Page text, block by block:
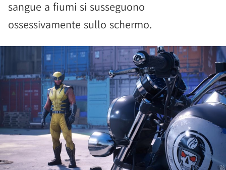
sangue a fiumi si susseguono
ossessivamente sullo schermo.